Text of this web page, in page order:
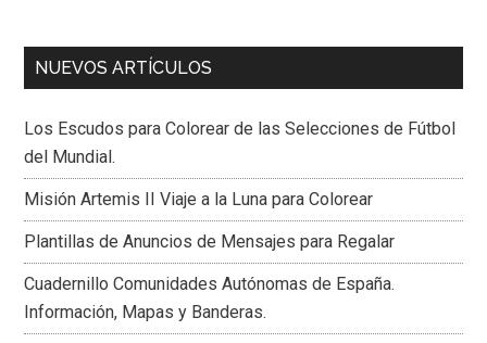
NUEVOS ARTÍCULOS
Los Escudos para Colorear de las Selecciones de Fútbol
del Mundial.
Misión Artemis II Viaje a la Luna para Colorear
Plantillas de Anuncios de Mensajes para Regalar
Cuadernillo Comunidades Autónomas de España.
Información, Mapas y Banderas.